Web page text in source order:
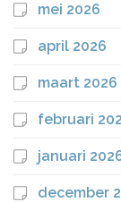
mei 2026
april 2026
maart 2026
februari
januari
december